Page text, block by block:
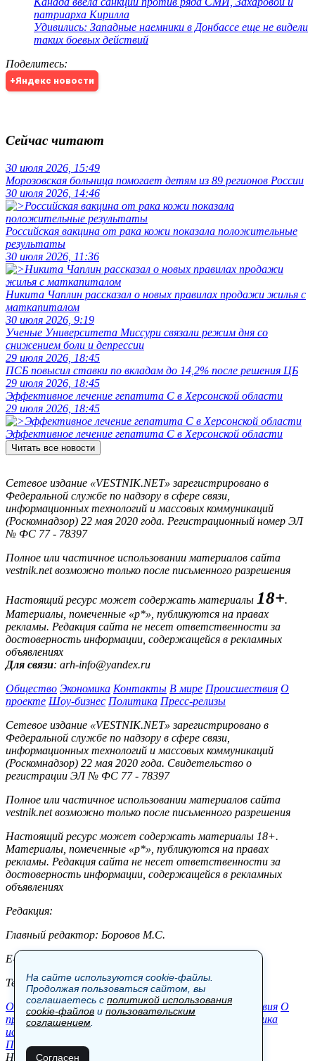
патриарха Кирилла
Удивились: Западные наемники в Донбассе еще не видели
таких боевых действий
Поделитесь:
+Яндекс новости
Сейчас читают
30 июля 2026, 15:49
Морозовская больница помогает детям из 89 регионов России
30 июля 2026, 14:46
Российская вакцина от рака кожи показала положительные
результаты
30 июля 2026, 11:36
Никита Чаплин рассказал о новых правилах продажи жилья с
маткапиталом
30 июля 2026, 9:19
Ученые Университета Миссури связали режим дня со
снижением боли и депрессии
29 июля 2026, 18:45
ПСБ повысил ставки по вкладам до 14,2% после решения ЦБ
29 июля 2026, 18:45
Эффективное лечение гепатита C в Херсонской области
29 июля 2026, 18:45
Эффективное лечение гепатита C в Херсонской области
Читать все новости
Сетевое издание «VESTNIK.NET» зарегистрировано в
Федеральной службе по надзору в сфере связи,
информационных технологий и массовых коммуникаций
(Роскомнадзор) 22 мая 2020 года. Регистрационный номер ЭЛ
№ ФС 77 - 78397
Полное или частичное использовании материалов сайта
vestnik.net возможно только после письменного разрешения
Настоящий ресурс может содержать материалы 18+.
Материалы, помеченные «р*», публикуются на правах
рекламы. Редакция сайта не несет ответственности за
достоверность информации, содержащейся в рекламных
объявлениях
Для связи: arh-info@yandex.ru
Общество Экономика Контакты В мире Происшествия О
проекте Шоу-бизнес Политика Пресс-релизы
Сетевое издание «VESTNIK.NET» зарегистрировано в
Федеральной службе по надзору в сфере связи,
информационных технологий и массовых коммуникаций
(Роскомнадзор) 22 мая 2020 года. Свидетельство о
регистрации ЭЛ № ФС 77 - 78397
Полное или частичное использовании материалов сайта
vestnik.net возможно только после письменного разрешения
Настоящий ресурс может содержать материалы 18+.
Материалы, помеченные «р*», публикуются на правах
рекламы. Редакция сайта не несет ответственности за
достоверность информации, содержащейся в рекламных
объявлениях
Редакция:
Главный редактор: Боровов М.С.
E-mail: site@vestnik.net, reb.msk@yandex.ru
Тел.: +7 (921) 720-00-97
Общество Экономика Контакты В мире Происшествия О
проекте Шоу-бизнес Политика Пресс-релизы
Политика
использования cookie-файлов
Пользовательское соглашение
Новости, аналитика, прогнозы и другие материалы,
На сайте используются cookie-файлы.
Продолжая пользоваться сайтом, вы
соглашаетесь с политикой использования
cookie-файлов и пользовательским
соглашением
Согласен